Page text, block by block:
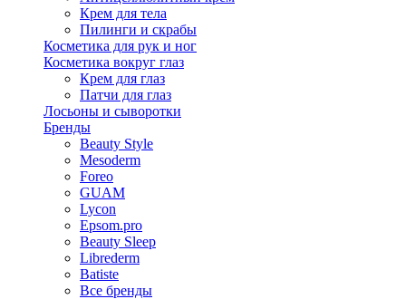
Крем для тела
Пилинги и скрабы
Косметика для рук и ног
Косметика вокруг глаз
Крем для глаз
Патчи для глаз
Лосьоны и сыворотки
Бренды
Beauty Style
Mesoderm
Foreo
GUAM
Lycon
Epsom.pro
Beauty Sleep
Librederm
Batiste
Все бренды